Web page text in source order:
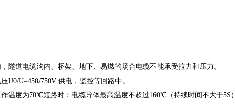
隧道电缆沟内、桥架、地下、易燃的场合电缆不能承受拉力和压力。
U0/U=450/750V 供电，监控等回路中。
温度为70℃短路时：电缆导体最高温度不超过160℃（持续时间不大于5S）